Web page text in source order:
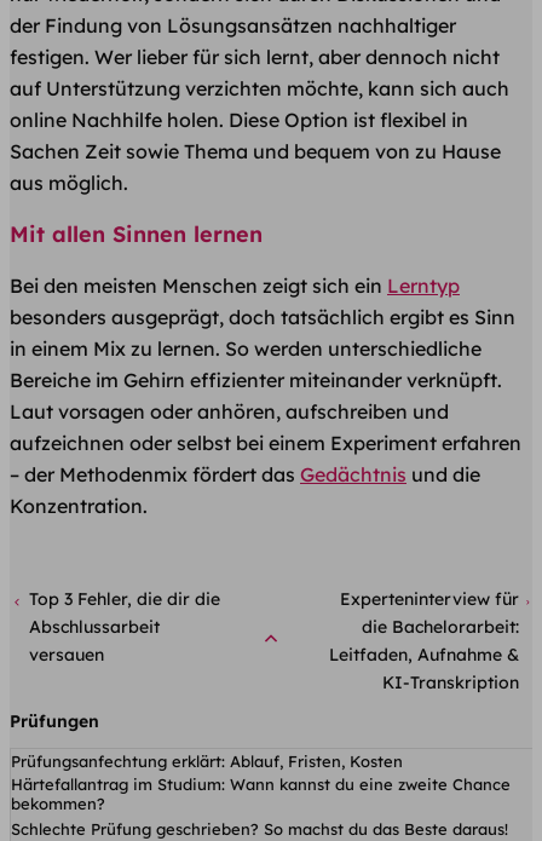
der Findung von Lösungsansätzen nachhaltiger
festigen. Wer lieber für sich lernt, aber dennoch nicht
auf Unterstützung verzichten möchte, kann sich auch
online Nachhilfe holen. Diese Option ist flexibel in
Sachen Zeit sowie Thema und bequem von zu Hause
aus möglich.
Mit allen Sinnen lernen
Bei den meisten Menschen zeigt sich ein Lerntyp
besonders ausgeprägt, doch tatsächlich ergibt es Sinn
in einem Mix zu lernen. So werden unterschiedliche
Bereiche im Gehirn effizienter miteinander verknüpft.
Laut vorsagen oder anhören, aufschreiben und
aufzeichnen oder selbst bei einem Experiment erfahren
– der Methodenmix fördert das Gedächtnis und die
Konzentration.
Top 3 Fehler, die dir die
Abschlussarbeit
versauen
Experteninterview für
die Bachelorarbeit:
Leitfaden, Aufnahme &
KI-Transkription
Prüfungen
Prüfungsanfechtung erklärt: Ablauf, Fristen, Kosten
Härtefallantrag im Studium: Wann kannst du eine zweite Chance
bekommen?
Schlechte Prüfung geschrieben? So machst du das Beste daraus!